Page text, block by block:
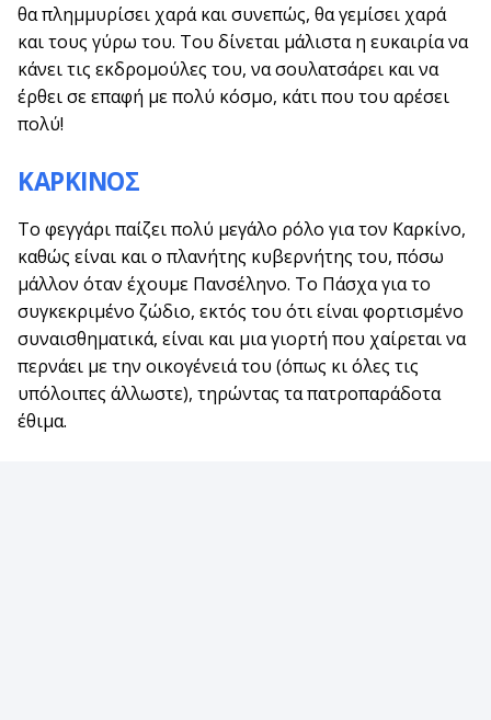
θα πλημμυρίσει χαρά και συνεπώς, θα γεμίσει χαρά
και τους γύρω του. Του δίνεται μάλιστα η ευκαιρία να
κάνει τις εκδρομούλες του, να σουλατσάρει και να
έρθει σε επαφή με πολύ κόσμο, κάτι που του αρέσει
πολύ!
ΚΑΡΚΙΝΟΣ
Το φεγγάρι παίζει πολύ μεγάλο ρόλο για τον Καρκίνο,
καθώς είναι και ο πλανήτης κυβερνήτης του, πόσω
μάλλον όταν έχουμε Πανσέληνο. Το Πάσχα για το
συγκεκριμένο ζώδιο, εκτός του ότι είναι φορτισμένο
συναισθηματικά, είναι και μια γιορτή που χαίρεται να
περνάει με την οικογένειά του (όπως κι όλες τις
υπόλοιπες άλλωστε), τηρώντας τα πατροπαράδοτα
έθιμα.